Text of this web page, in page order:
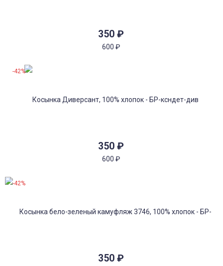
350 ₽
600 ₽
350 ₽
600 ₽
-42%
350 ₽
-42%